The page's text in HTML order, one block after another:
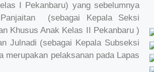
I Pekanbaru) yang sebelumnya
(sebagai Kepala Seksi
Khusus Anak Kelas II Pekanbaru )
Julnadi (sebagai Kepala Subseksi
merupakan pelaksanan pada Lapas